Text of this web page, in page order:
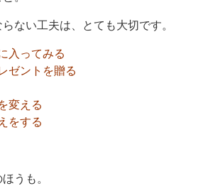
ない工夫は、とても大切です。
入ってみる
ゼントを贈る
変える
をする
うも。